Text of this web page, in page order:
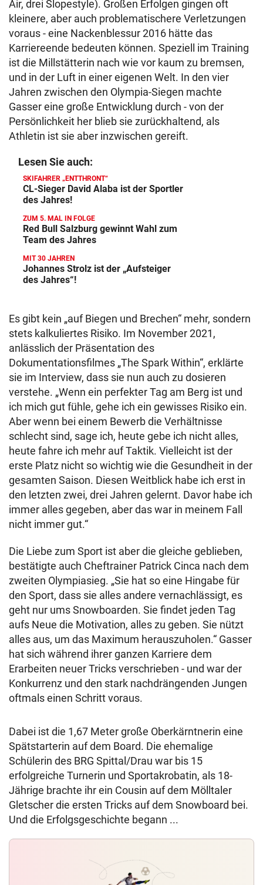
Air, drei Slopestyle). Großen Erfolgen gingen oft
kleinere, aber auch problematischere Verletzungen
voraus - eine Nackenblessur 2016 hätte das
Karriereende bedeuten können. Speziell im Training
ist die Millstätterin nach wie vor kaum zu bremsen,
und in der Luft in einer eigenen Welt. In den vier
Jahren zwischen den Olympia-Siegen machte
Gasser eine große Entwicklung durch - von der
Persönlichkeit her blieb sie zurückhaltend, als
Athletin ist sie aber inzwischen gereift.
Lesen Sie auch:
SKIFAHRER „ENTTHRONT“
CL-Sieger David Alaba ist der Sportler
des Jahres!
ZUM 5. MAL IN FOLGE
Red Bull Salzburg gewinnt Wahl zum
Team des Jahres
MIT 30 JAHREN
Johannes Strolz ist der „Aufsteiger
des Jahres“!
Es gibt kein „auf Biegen und Brechen“ mehr, sondern
stets kalkuliertes Risiko. Im November 2021,
anlässlich der Präsentation des
Dokumentationsfilmes „The Spark Within“, erklärte
sie im Interview, dass sie nun auch zu dosieren
verstehe. „Wenn ein perfekter Tag am Berg ist und
ich mich gut fühle, gehe ich ein gewisses Risiko ein.
Aber wenn bei einem Bewerb die Verhältnisse
schlecht sind, sage ich, heute gebe ich nicht alles,
heute fahre ich mehr auf Taktik. Vielleicht ist der
erste Platz nicht so wichtig wie die Gesundheit in der
gesamten Saison. Diesen Weitblick habe ich erst in
den letzten zwei, drei Jahren gelernt. Davor habe ich
immer alles gegeben, aber das war in meinem Fall
nicht immer gut.“
Die Liebe zum Sport ist aber die gleiche geblieben,
bestätigte auch Cheftrainer Patrick Cinca nach dem
zweiten Olympiasieg. „Sie hat so eine Hingabe für
den Sport, dass sie alles andere vernachlässigt, es
geht nur ums Snowboarden. Sie findet jeden Tag
aufs Neue die Motivation, alles zu geben. Sie nützt
alles aus, um das Maximum herauszuholen.“ Gasser
hat sich während ihrer ganzen Karriere dem
Erarbeiten neuer Tricks verschrieben - und war der
Konkurrenz und den stark nachdrängenden Jungen
oftmals einen Schritt voraus.
Dabei ist die 1,67 Meter große Oberkärntnerin eine
Spätstarterin auf dem Board. Die ehemalige
Schülerin des BRG Spittal/Drau war bis 15
erfolgreiche Turnerin und Sportakrobatin, als 18-
Jährige brachte ihr ein Cousin auf dem Mölltaler
Gletscher die ersten Tricks auf dem Snowboard bei.
Und die Erfolgsgeschichte begann ...